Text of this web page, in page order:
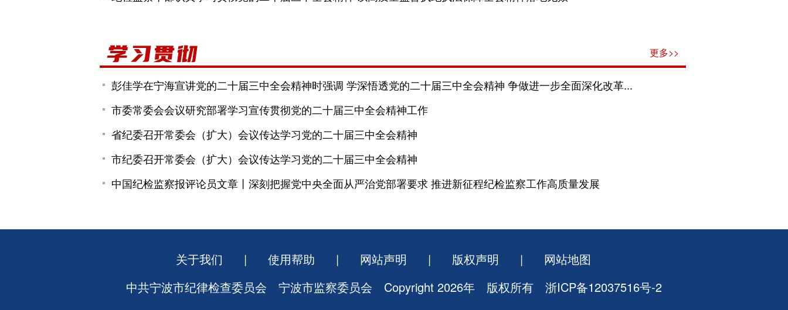
更多>>
彭佳学在宁海宣讲党的二十届三中全会精神时强调 学深悟透党的二十届三中全会精神 争做进一步全面深化改革...
市委常委会会议研究部署学习宣传贯彻党的二十届三中全会精神工作
省纪委召开常委会（扩大）会议传达学习党的二十届三中全会精神
市纪委召开常委会（扩大）会议传达学习党的二十届三中全会精神
中国纪检监察报评论员文章丨深刻把握党中央全面从严治党部署要求 推进新征程纪检监察工作高质量发展
关于我们 | 使用帮助 | 网站声明 | 版权声明 |
网站地图
中共宁波市纪律检查委员会 宁波市监察委员会 Copyright 2026年 版权所有 浙ICP备12037516号-2